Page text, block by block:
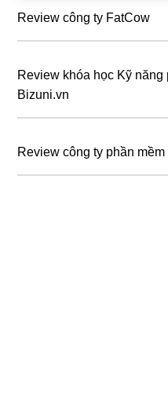
Review công ty FatCow
Review khóa học Kỹ
Bizuni.vn
Review công ty phần